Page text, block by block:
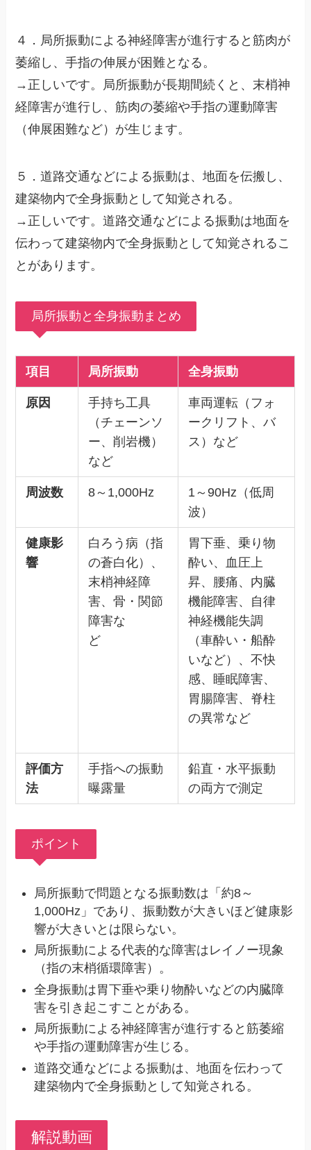
４．局所振動による神経障害が進行すると筋肉が
萎縮し、手指の伸展が困難となる。
→正しいです。局所振動が長期間続くと、末梢神
経障害が進行し、筋肉の萎縮や手指の運動障害
（伸展困難など）が生じます。
５．道路交通などによる振動は、地面を伝搬し、
建築物内で全身振動として知覚される。
→正しいです。道路交通などによる振動は地面を
伝わって建築物内で全身振動として知覚されるこ
とがあります。
局所振動と全身振動まとめ
項目 局所振動 全身振動
原因
手持ち工具
（チェーンソ
ー、削岩機）
など
車両運転（フォ
ークリフト、バ
ス）など
周波数 8～1,000Hz
1～90Hz（低周
波）
健康影
響
白ろう病（指
の蒼白化）、
末梢神経障
害、骨・関節
障害な
ど
胃下垂、乗り物
酔い、血圧上
昇、腰痛、内臓
機能障害、自律
神経機能失調
（車酔い・船酔
いなど）、不快
感、睡眠障害、
胃腸障害、脊柱
の異常など
評価方
法
手指への振動
曝露量
鉛直・水平振動
の両方で測定
ポイント
局所振動で問題となる振動数は「約8～
1,000Hz」であり、振動数が大きいほど健康影
響が大きいとは限らない。
局所振動による代表的な障害はレイノー現象
（指の末梢循環障害）。
全身振動は胃下垂や乗り物酔いなどの内臓障
害を引き起こすことがある。
局所振動による神経障害が進行すると筋萎縮
や手指の運動障害が生じる。
道路交通などによる振動は、地面を伝わって
建築物内で全身振動として知覚される。
解説動画